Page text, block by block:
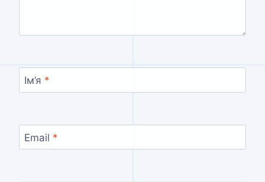
Ім’я *
Email *